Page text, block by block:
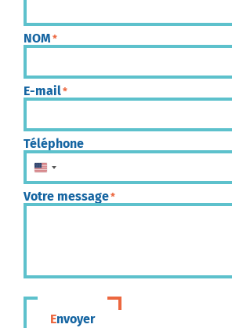
NOM *
E-mail*
Téléphone
États-Unis +1
Votre message*
Envoyer